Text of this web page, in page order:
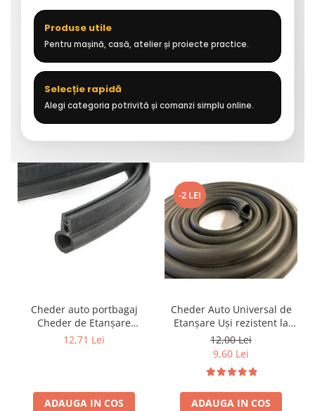
Produse utile
Pentru mașină, casă, atelier și proiecte practice.
Selecție rapidă
Alegi categoria potrivită și comanzi simplu online.
Cheder auto portbagaj
Cheder de Etanșare
Profesional din Cauciuc -
Liniar
12,71 Lei
ADAUGA IN COS
-2 LEI
Cheder Auto Universal de
Etanșare Uși rezistent la
intemperii, raze UV,
îmbătrânire și temperaturi
12,00 Lei
9,60 Lei
ADAUGA IN COS